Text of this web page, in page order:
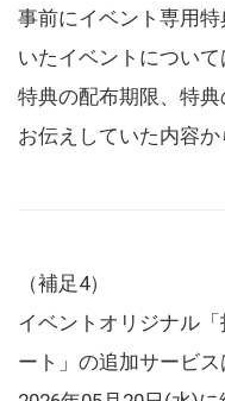
事前にイベント専用
いたイベントについて
特典の配布期限、特
お伝えしていた内容か
（補足4）
イベントオリジナル
ート」の追加サービス